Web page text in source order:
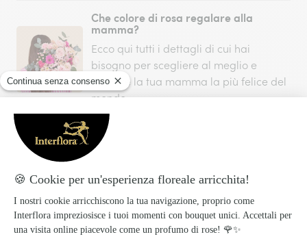
Che colore di rosa regalare alla
mamma?
Ecco qui tutti i dettagli di cui hai
bisogno per scegliere al meglio e
rendere la tua mamma la più felice del
mondo.
Poesie da stampare per la Festa della
Mamma
donato amore ogni giorno.
Come mantenere le rose più a lungo
per la Festa della Mamma